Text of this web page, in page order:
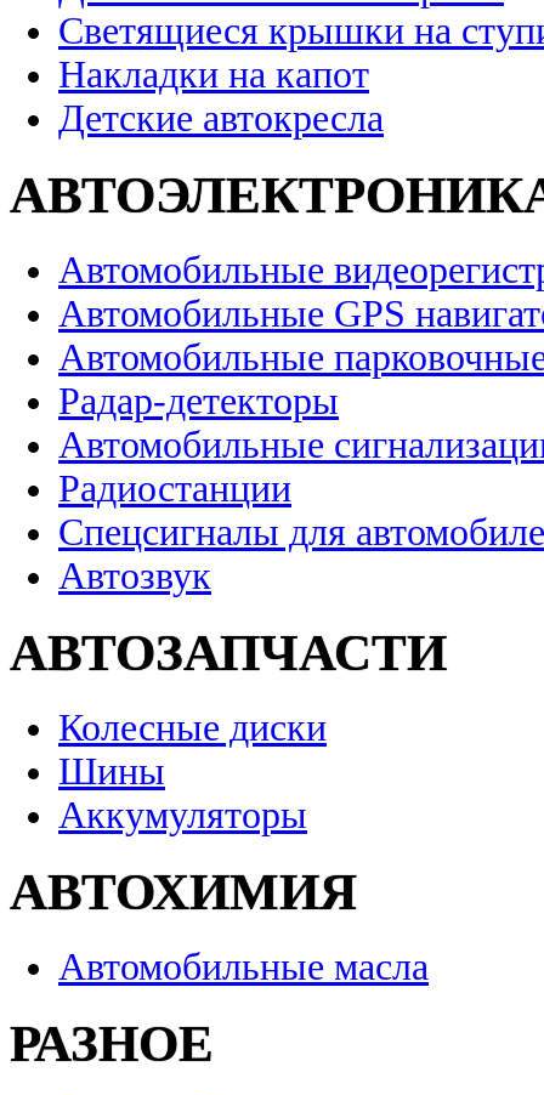
Светящиеся крышки на
Накладки на капот
Детские автокресла
Автомобильные
Автомобильные GPS
Автомобильные
Радар-детекторы
Автомобильные
Радиостанции
Спецсигналы для
Автозвук
АВТОЗАПЧАСТИ
Колесные диски
Шины
Аккумуляторы
АВТОХИМИЯ
Автомобильные масла
РАЗНОЕ